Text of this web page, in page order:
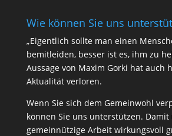
Wie können Sie uns
„Eigentlich sollte man einen
bemitleiden, besser ist es, ihm zu
Aussage von Maxim Gorki hat auch
Aktualität verloren.
Wenn Sie sich dem Gemeinwohl
können Sie uns unterstützen. Damit
gemeinnützige Arbeit wirkungsvoll